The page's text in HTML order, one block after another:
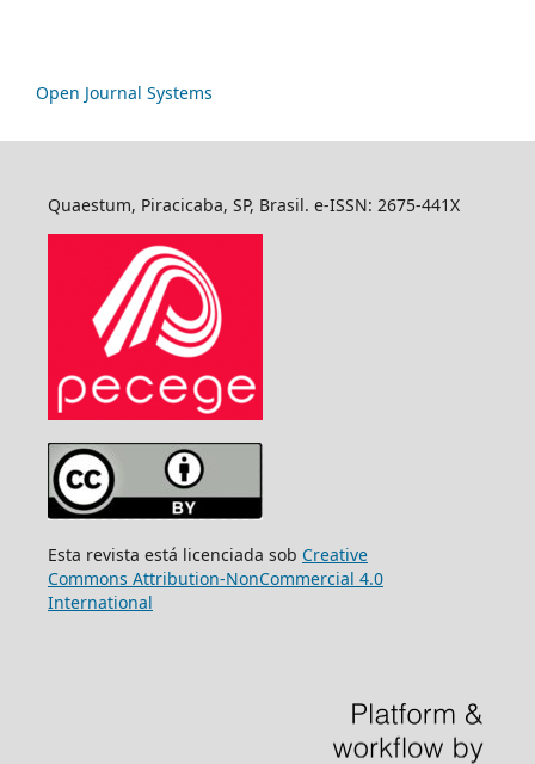
Open Journal Systems
Quaestum, Piracicaba, SP, Brasil. e-ISSN: 2675-441X
Esta revista está licenciada sob Creative
Commons Attribution-NonCommercial 4.0
International